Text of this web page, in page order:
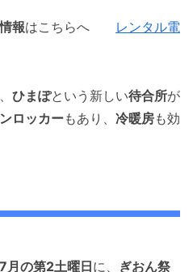
報はこちらへ レンタル電
ひまぽという新しい待合所が
ロッカーもあり、 冷暖房も効
7月の第2土曜日に、 ぎおん祭